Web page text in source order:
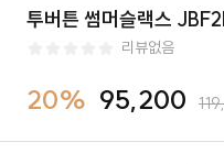
투버튼 썸머슬랙스
리뷰없음
20% 95,200